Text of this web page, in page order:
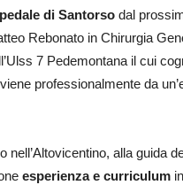
di Santorso dal
Rebonato in Chirurgia
7 Pedemontana il cui
professionalmente da
nell’Altovicentino, alla guida
esperienza e curriculum